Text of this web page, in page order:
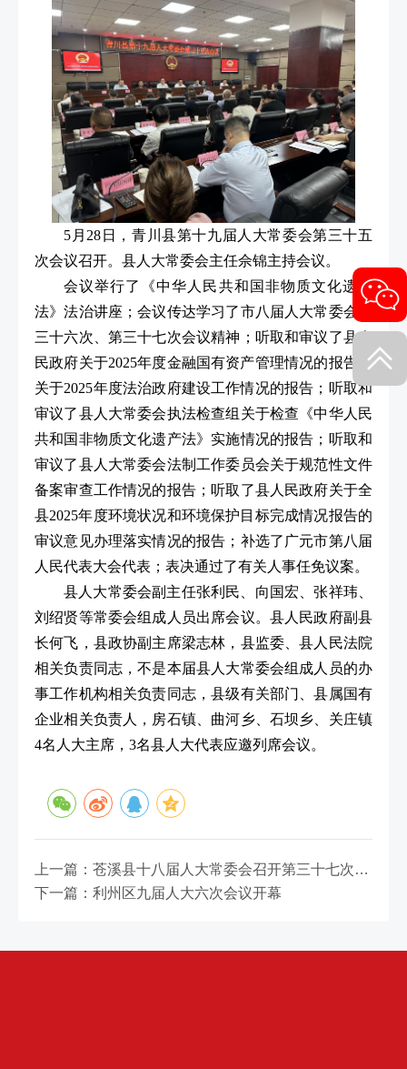
5月28日，青川县第十九届人大常委会第三十五
次会议召开。县人大常委会主任佘锦主持会议。
会议举行了《中华人民共和国非物质文化遗产
法》法治讲座；会议传达学习了市八届人大常委会第
三十六次、第三十七次会议精神；听取和审议了县人
民政府关于2025年度金融国有资产管理情况的报告、
关于2025年度法治政府建设工作情况的报告；听取和
审议了县人大常委会执法检查组关于检查《中华人民
共和国非物质文化遗产法》实施情况的报告；听取和
审议了县人大常委会法制工作委员会关于规范性文件
备案审查工作情况的报告；听取了县人民政府关于全
县2025年度环境状况和环境保护目标完成情况报告的
审议意见办理落实情况的报告；补选了广元市第八届
人民代表大会代表；表决通过了有关人事任免议案。
县人大常委会副主任张利民、向国宏、张祥玮、
刘绍贤等常委会组成人员出席会议。县人民政府副县
长何飞，县政协副主席梁志林，县监委、县人民法院
相关负责同志，不是本届县人大常委会组成人员的办
事工作机构相关负责同志，县级有关部门、县属国有
企业相关负责人，房石镇、曲河乡、石坝乡、关庄镇
4名人大主席，3名县人大代表应邀列席会议。
上一篇：苍溪县十八届人大常委会召开第三十七次会议
下一篇：利州区九届人大六次会议开幕